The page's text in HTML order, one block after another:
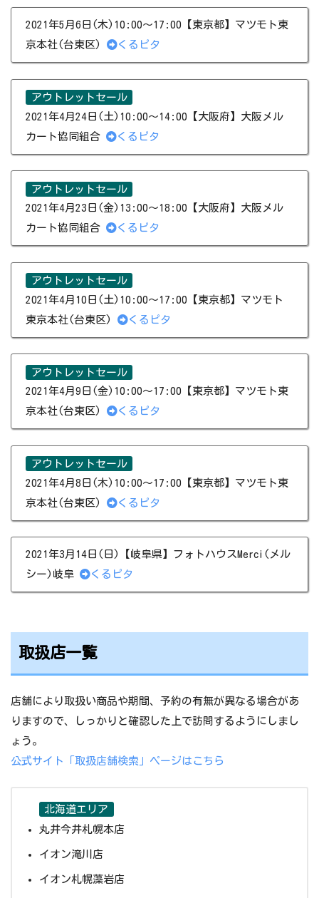
2021年5月6日(木)10:00～17:00【東京都】マツモト東
京本社(台東区)
くるピタ
アウトレットセール
2021年4月24日(土)10:00～14:00【大阪府】大阪メル
カート協同組合
くるピタ
アウトレットセール
2021年4月23日(金)13:00～18:00【大阪府】大阪メル
カート協同組合
くるピタ
アウトレットセール
2021年4月10日(土)10:00～17:00【東京都】マツモト
東京本社(台東区)
くるピタ
アウトレットセール
2021年4月9日(金)10:00～17:00【東京都】マツモト東
京本社(台東区)
くるピタ
アウトレットセール
2021年4月8日(木)10:00～17:00【東京都】マツモト東
京本社(台東区)
くるピタ
2021年3月14日(日)【岐阜県】フォトハウスMerci(メル
シー)岐阜
くるピタ
取扱店一覧
店舗により取扱い商品や期間、予約の有無が異なる場合があ
りますので、しっかりと確認した上で訪問するようにしまし
ょう。
公式サイト「取扱店舗検索」ページはこちら
北海道エリア
丸井今井札幌本店
イオン滝川店
イオン札幌藻岩店